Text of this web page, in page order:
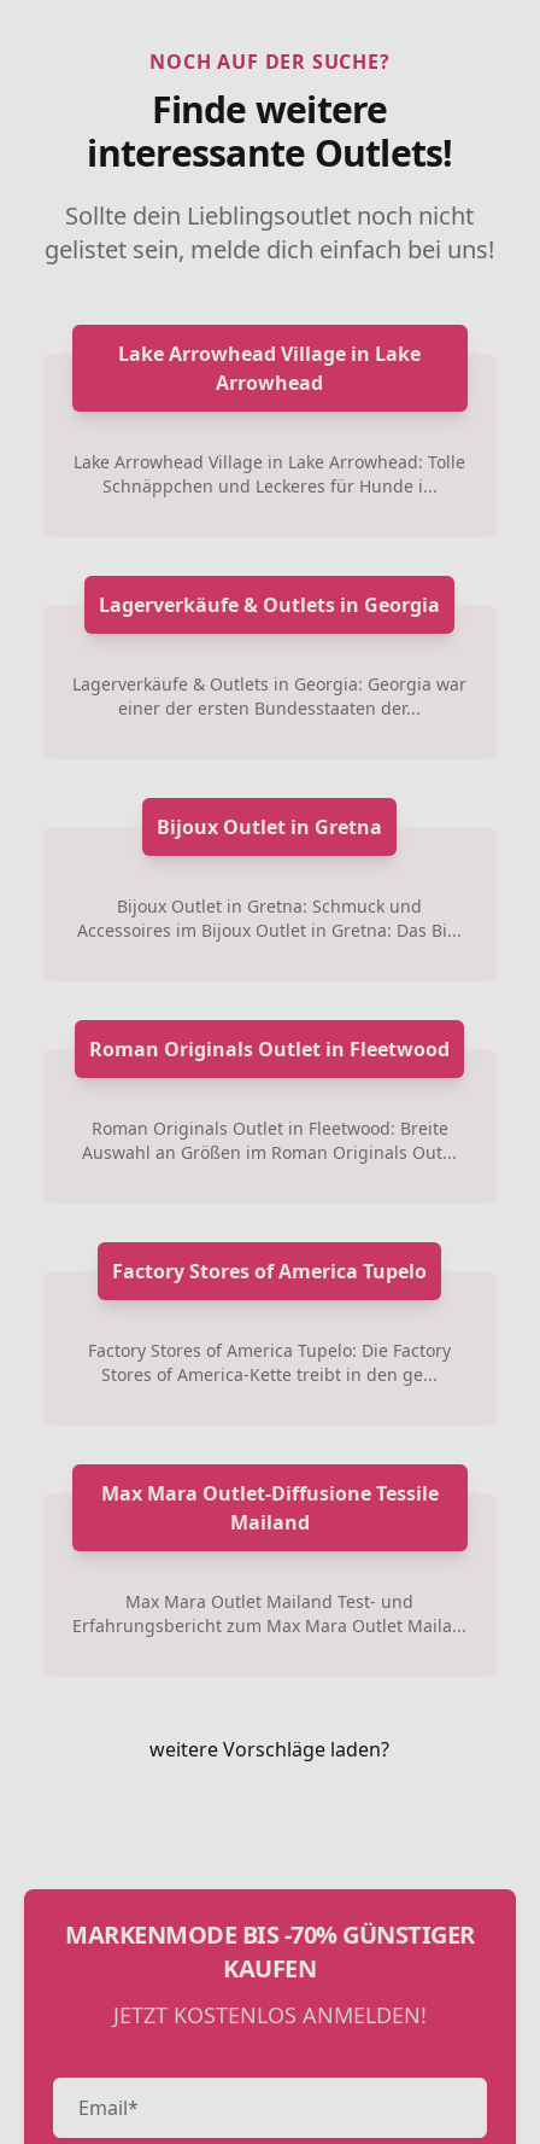
NOCH AUF DER SUCHE?
Finde weitere
interessante Outlets!
Sollte dein Lieblingsoutlet noch nicht
gelistet sein, melde dich einfach bei uns!
Lake Arrowhead Village in Lake
Arrowhead
Lake Arrowhead Village in Lake Arrowhead: Tolle
Schnäppchen und Leckeres für Hunde i...
Lagerverkäufe & Outlets in Georgia
Lagerverkäufe & Outlets in Georgia: Georgia war
einer der ersten Bundesstaaten der...
Bijoux Outlet in Gretna
Bijoux Outlet in Gretna: Schmuck und
Accessoires im Bijoux Outlet in Gretna: Das Bi...
Roman Originals Outlet in Fleetwood
Roman Originals Outlet in Fleetwood: Breite
Auswahl an Größen im Roman Originals Out...
Factory Stores of America Tupelo
Factory Stores of America Tupelo: Die Factory
Stores of America-Kette treibt in den ge...
Max Mara Outlet-Diffusione Tessile
Mailand
Max Mara Outlet Mailand Test- und
Erfahrungsbericht zum Max Mara Outlet Maila...
weitere Vorschläge laden?
MARKENMODE BIS -70% GÜNSTIGER
KAUFEN
JETZT KOSTENLOS ANMELDEN!